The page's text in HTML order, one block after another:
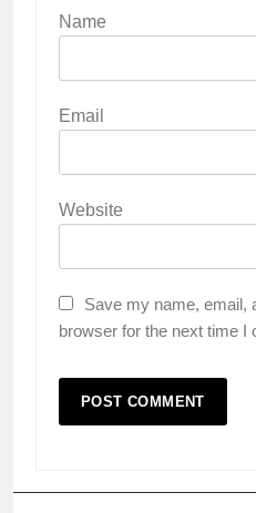
Name
Email
Website
Save my name, email,
browser for the next time I